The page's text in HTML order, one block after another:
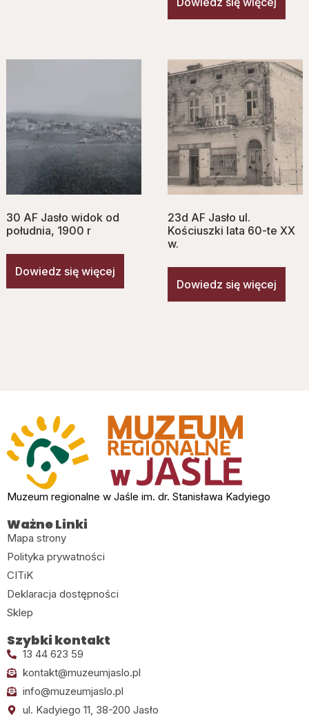
30 AF Jasło widok od
południa, 1900 r
Dowiedz się więcej
23d AF Jasło ul.
Kościuszki lata 60-te XX
w.
Dowiedz się więcej
Muzeum regionalne w Jaśle im. dr. Stanisława Kadyiego
Ważne Linki
Mapa strony
Polityka prywatności
CITiK
Deklaracja dostępności
Sklep
Szybki kontakt
13 44 623 59
kontakt@muzeumjaslo.pl
info@muzeumjaslo.pl
ul. Kadyiego 11, 38-200 Jasło